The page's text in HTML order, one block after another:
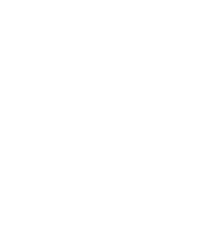
는 서사적 테크닉을 구사한
러니는 기대와는 전혀 다른
그동안 몰입하며 읽어왔던
하도록 만든다. 그렇기 때문
여러 겹으로 이루어져 있다